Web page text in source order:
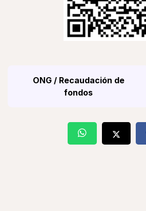
ONG / Recaudación de
fondos